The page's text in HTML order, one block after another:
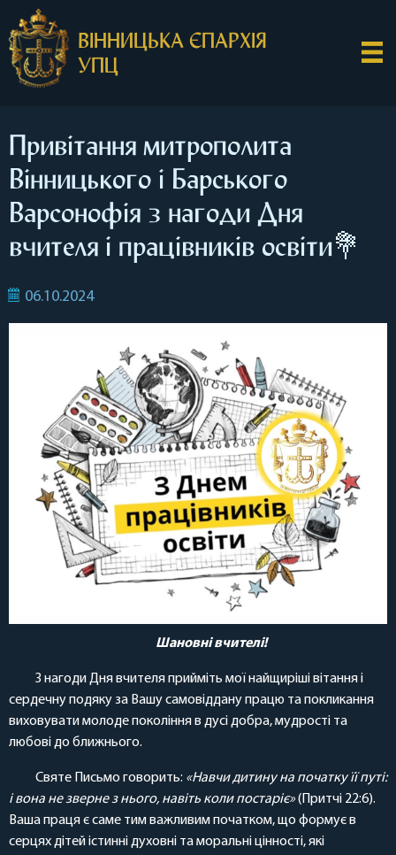
ВІННИЦЬКА ЄПАРХІЯ
УПЦ
Привітання митрополита
Вінницького і Барського
Варсонофія з нагоди Дня
вчителя і працівників освіти💐
06.10.2024
Шановні вчителі!
З нагоди Дня вчителя прийміть мої найщиріші вітання і
сердечну подяку за Вашу самовіддану працю та покликання
виховувати молоде покоління в дусі добра, мудрості та
любові до ближнього.
Святе Письмо говорить: «Навчи дитину на початку її путі:
і вона не зверне з нього, навіть коли постаріє»(Притчі 22:6).
Ваша праця є саме тим важливим початком, що формує в
серцях дітей істинні духовні та моральні цінності, які